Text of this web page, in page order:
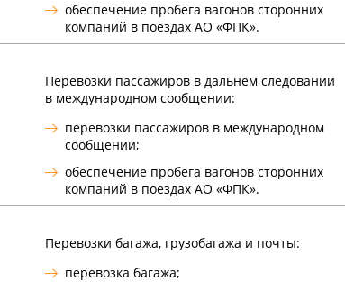
обеспечение пробега вагонов сторонних
компаний в поездах АО «ФПК».
Перевозки пассажиров в дальнем следовании
в международном сообщении:
перевозки пассажиров в международном
сообщении;
обеспечение пробега вагонов сторонних
компаний в поездах АО «ФПК».
Перевозки багажа, грузобагажа и почты:
перевозка багажа;